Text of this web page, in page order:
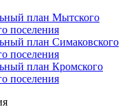
план Мытского
поселения
план Симаковского
поселения
план Кромского
поселения